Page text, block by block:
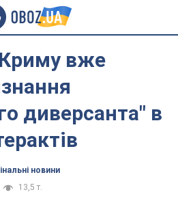
вже
диверсанта" в
новини
13,5 т.